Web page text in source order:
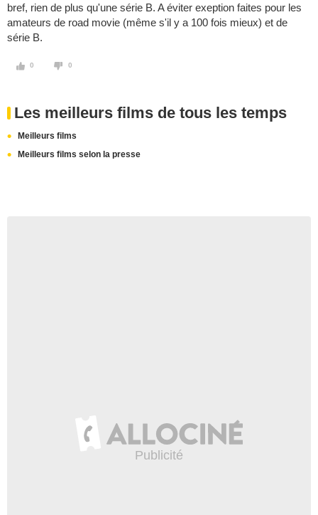
bref, rien de plus qu'une série B. A éviter exeption faites pour les
amateurs de road movie (même s'il y a 100 fois mieux) et de
série B.
0 0
Les meilleurs films de tous les temps
Meilleurs films
Meilleurs films selon la presse